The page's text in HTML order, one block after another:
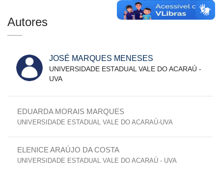
Autores
JOSÉ MARQUES MENESES
UNIVERSIDADE ESTADUAL VALE DO ACARAÚ -
UVA
EDUARDA MORAIS MARQUES
UNIVERSIDADE ESTADUAL VALE DO ACARAÚ-UVA
ELENICE ARAÚJO DA COSTA
UNIVERSIDADE ESTADUAL VALE DO ACARAÚ - UVA